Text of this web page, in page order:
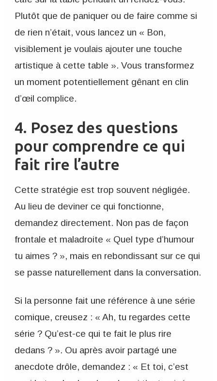
Plutôt que de paniquer ou de faire comme si
de rien n’était, vous lancez un « Bon,
visiblement je voulais ajouter une touche
artistique à cette table ». Vous transformez
un moment potentiellement gênant en clin
d’œil complice.
4. Posez des questions
pour comprendre ce qui
fait rire l’autre
Cette stratégie est trop souvent négligée.
Au lieu de deviner ce qui fonctionne,
demandez directement. Non pas de façon
frontale et maladroite « Quel type d’humour
tu aimes ? », mais en rebondissant sur ce qui
se passe naturellement dans la conversation.
Si la personne fait une référence à une série
comique, creusez : « Ah, tu regardes cette
série ? Qu’est-ce qui te fait le plus rire
dedans ? ». Ou après avoir partagé une
anecdote drôle, demandez : « Et toi, c’est